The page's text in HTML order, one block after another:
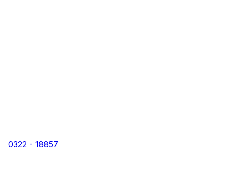
0322 - 18857